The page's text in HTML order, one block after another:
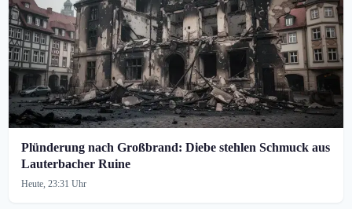
Plünderung nach Großbrand: Diebe stehlen Schmuck aus
Lauterbacher Ruine
Heute, 23:31 Uhr